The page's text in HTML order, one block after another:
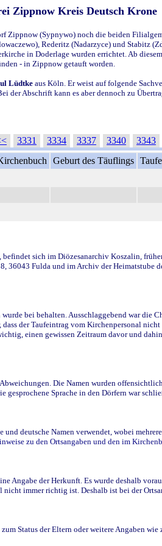
Zippnow Kreis Deutsch Krone
Zippnow (Sypnywo) noch die beiden
Rederitz (Nadarzyce) und Stabitz
in Doderlage wurden errichtet. Ab
- in Zippnow getauft worden.
Lüdtke aus Köln. Er weist auf folgende
der Abschrift kann es aber dennoch zu
3331 3334 3337 3340 3343
Geburt des Täuflings
sich im Diözesanarchiv Koszalin,
36043 Fulda und im Archiv der
bei behalten. Ausschlaggebend war die
der Taufeintrag vom Kirchenpersonal
einen gewissen Zeitraum davor und
Die Namen wurden
gesprochene Sprache in den Dörfern war
deutsche Namen verwendet, wobei
zu den Ortsangaben und den im
Angabe der Herkunft. Es wurde deshalb
immer richtig ist. Deshalb ist bei der
Status der Eltern oder weitere Angaben wie